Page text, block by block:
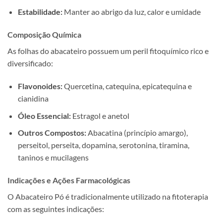
Estabilidade:Manter ao abrigo da luz, calor e umidade
Composição Química
As folhas do abacateiro possuem um peril fitoquímico rico e
diversificado:
Flavonoides:Quercetina, catequina, epicatequina e
cianidina
Óleo Essencial:Estragol e anetol
Outros Compostos:Abacatina (princípio amargo),
perseitol, perseita, dopamina, serotonina, tiramina,
taninos e mucilagens
Indicações e Ações Farmacológicas
O Abacateiro Pó é tradicionalmente utilizado na fitoterapia
com as seguintes indicações: